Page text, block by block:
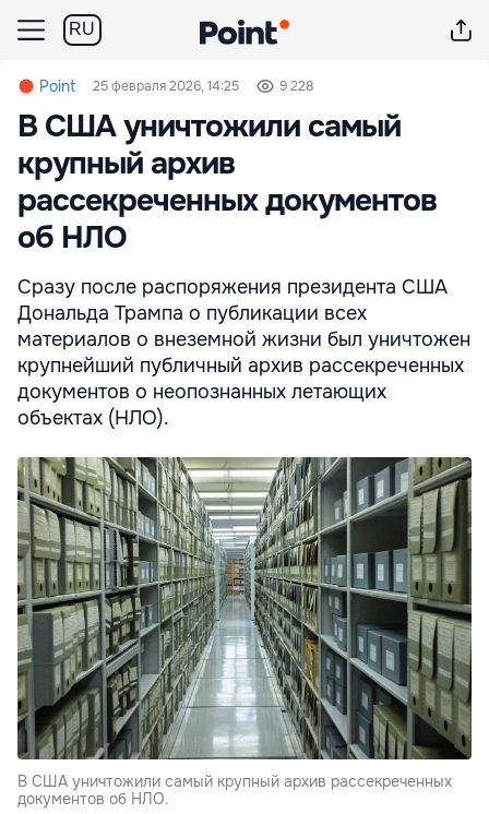
RU
Point 25 февраля 2026, 14:25 9 228
В США уничтожили самый
крупный архив
рассекреченных документов
об НЛО
Сразу после распоряжения президента США
Дональда Трампа о публикации всех
материалов о внеземной жизни был уничтожен
крупнейший публичный архив рассекреченных
документов о неопознанных летающих
объектах (НЛО).
В США уничтожили самый крупный архив рассекреченных
документов об НЛО.